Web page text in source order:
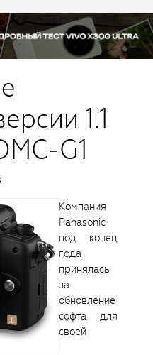
1.1
G1
Компания
Panasonic
под конец
года
принялась
за
обновление
софта для
своей